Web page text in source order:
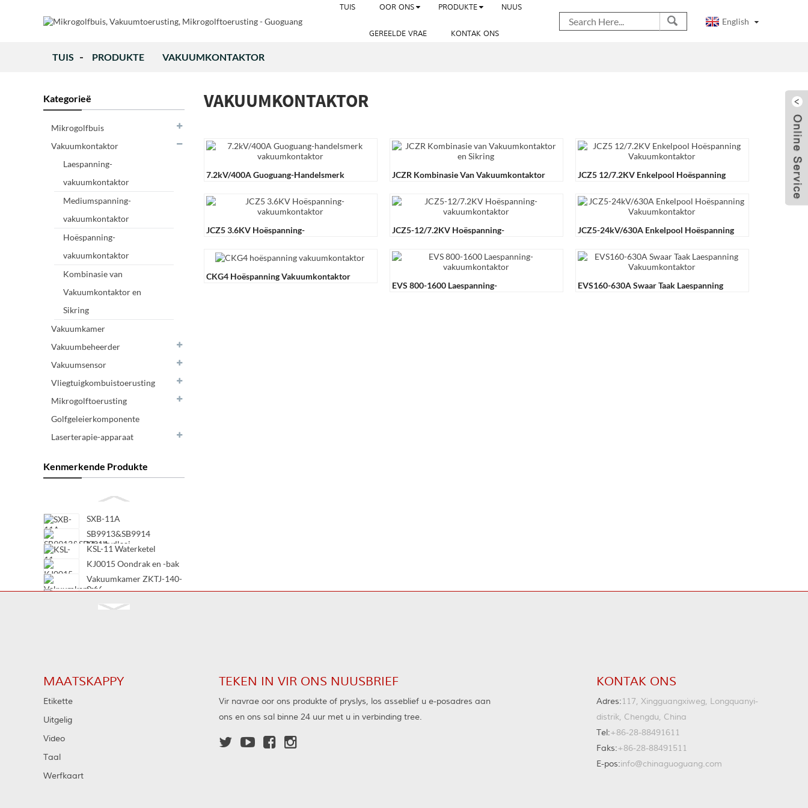
TUIS OOR ONS PRODUKTE NUUS
GEREELDE VRAE KONTAK ONS
English
TUIS PRODUKTE VAKUUMKONTAKTOR
Kategorieë
Mikrogolfbuis
Vakuumkontaktor
Laespanning-
vakuumkontaktor
Mediumspanning-
vakuumkontaktor
Hoëspanning-
vakuumkontaktor
Kombinasie van
Vakuumkontaktor en
Sikring
Vakuumkamer
Vakuumbeheerder
Vakuumsensor
Vliegtuigkombuistoerusting
Mikrogolftoerusting
Golfgeleierkomponente
Laserterapie-apparaat
Kenmerkende Produkte
SXB-11A
Verhittingsbewaringswatertenk
SB9913&SB9914
Maaltydlaai
KSL-11 Waterketel
KJ0015 Oondrak en -bak
Vakuumkamer ZKTJ-140-
0.66
Vakuumkamer TJC20-
12/630
Vakuumkamer TJC20-
VAKUUMKONTAKTOR
7.2kV/400A Guoguang-Handelsmerk
JCZR Kombinasie Van Vakuumkontaktor
JCZ5 12/7.2KV Enkelpool Hoëspanning
JCZ5 3.6KV Hoëspanning-
JCZ5-12/7.2KV Hoëspanning-
JCZ5-24kV/630A Enkelpool Hoëspanning
CKG4 Hoëspanning Vakuumkontaktor
EVS 800-1600 Laespanning-
EVS160-630A Swaar Taak Laespanning
MAATSKAPPY
Etikette
Uitgelig
Video
Taal
Werfkaart
TEKEN IN VIR ONS NUUSBRIEF
Vir navrae oor ons produkte of pryslys, los asseblief u e-posadres aan
ons en ons sal binne 24 uur met u in verbinding tree.
   
KONTAK ONS
Adres:117, Xingguangxiweg, Longquanyi-
distrik, Chengdu, China
Tel:+86-28-88491611
Faks:+86-28-88491511
E-pos:info@chinaguoguang.com